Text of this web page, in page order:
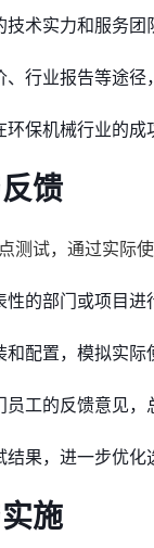
术实力和服务团
行业报告等途径
保机械行业的成
馈
测试，通过实际
的部门或项目进
配置，模拟实际
工的反馈意见，
果，进一步优化
施